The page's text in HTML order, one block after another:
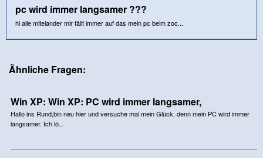
pc wird immer langsamer ???
hi alle miteiander mir fällt immer auf das mein pc beim zoc...
Ähnliche Fragen:
Win XP: Win XP: PC wird immer langsamer,
Hallo ins Rund,bin neu hier und versuche mal mein Glück, denn mein PC wird immer
langsamer. Ich lö...